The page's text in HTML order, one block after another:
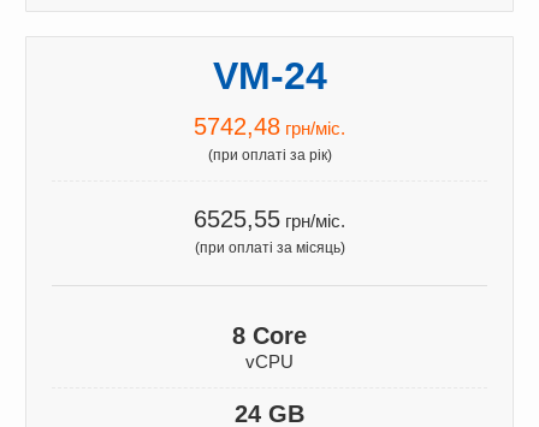
VM-24
5742,48 грн/міс.
(при оплаті за рік)
6525,55 грн/міс.
(при оплаті за місяць)
8 Core
vCPU
24 GB